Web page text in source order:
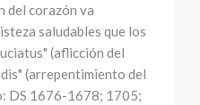
del corazón va
saludables que los
(aflicción del
(arrepentimiento del
DS 1676-1678; 1705;